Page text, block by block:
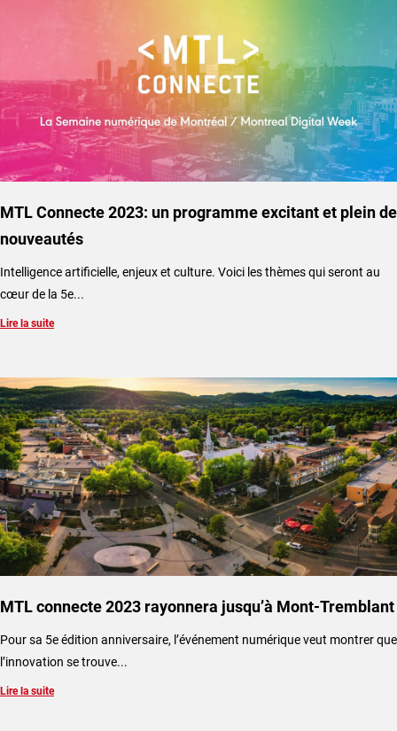
MTL Connecte 2023: un programme excitant et plein de
nouveautés
Intelligence artificielle, enjeux et culture. Voici les thèmes qui seront au
cœur de la 5e...
Lire la suite
MTL connecte 2023 rayonnera jusqu’à Mont-Tremblant
​Pour sa 5e édition anniversaire, l’événement numérique veut montrer que
l’innovation se trouve...
Lire la suite